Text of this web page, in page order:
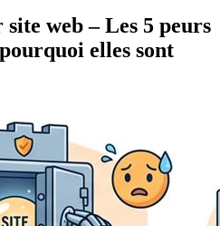
web – Les 5 peurs
elles sont